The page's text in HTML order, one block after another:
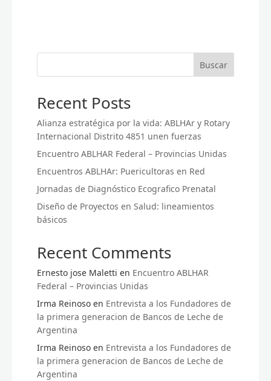
Buscar
Recent Posts
Alianza estratégica por la vida: ABLHAr y Rotary
Internacional Distrito 4851 unen fuerzas
Encuentro ABLHAR Federal – Provincias Unidas
Encuentros ABLHAr: Puericultoras en Red
Jornadas de Diagnóstico Ecografico Prenatal
Diseño de Proyectos en Salud: lineamientos
básicos
Recent Comments
Ernesto jose Maletti en Encuentro ABLHAR
Federal – Provincias Unidas
Irma Reinosoen Entrevista a los Fundadores de
la primera generacion de Bancos de Leche de
Argentina
Irma Reinosoen Entrevista a los Fundadores de
la primera generacion de Bancos de Leche de
Argentina